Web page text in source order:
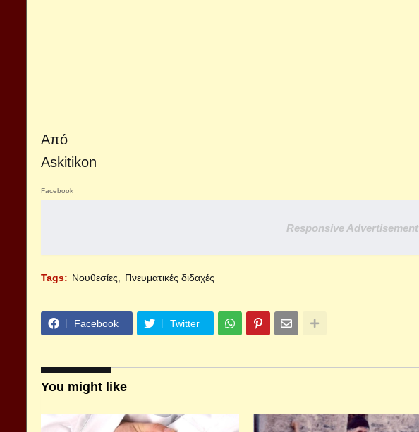
Από
Askitikon
Facebook
Responsive Advertisement
Tags: Νουθεσίες Πνευματικές διδαχές
Facebook Twitter
You might like